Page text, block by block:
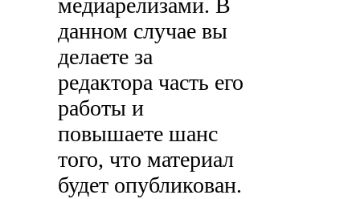
медиарелизами. В
данном случае вы
делаете за
редактора часть его
работы и
повышаете шанс
того, что материал
будет опубликован.